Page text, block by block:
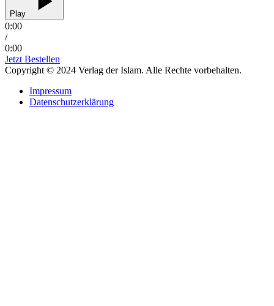
Play
0:00
/
0:00
Jetzt Bestellen
Copyright © 2024 Verlag der Islam. Alle Rechte vorbehalten.
Impressum
Datenschutzerklärung